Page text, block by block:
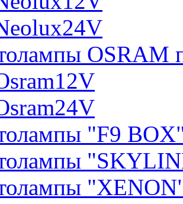
OSRAM
"F9